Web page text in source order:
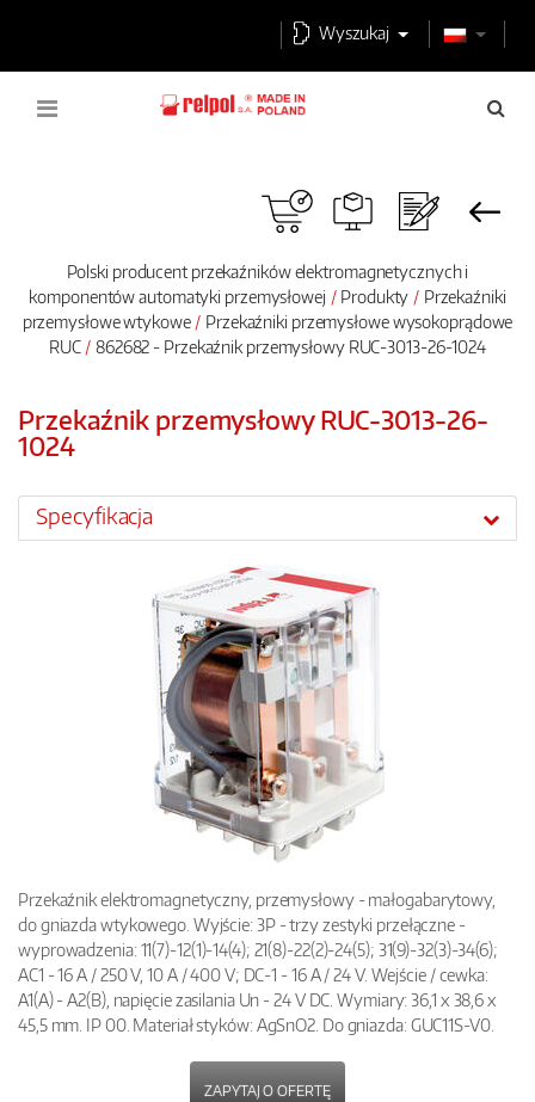
Wyszukaj
Polski producent przekaźników elektromagnetycznych i
komponentów automatyki przemysłowej
Produkty
Przekaźniki
przemysłowe wtykowe
Przekaźniki przemysłowe wysokoprądowe
RUC
862682 - Przekaźnik przemysłowy RUC-3013-26-1024
Przekaźnik przemysłowy RUC-3013-26-
1024
Specyfikacja
Przekaźnik elektromagnetyczny, przemysłowy - małogabarytowy,
do gniazda wtykowego. Wyjście: 3P - trzy zestyki przełączne -
wyprowadzenia: 11(7)-12(1)-14(4); 21(8)-22(2)-24(5); 31(9)-32(3)-34(6);
AC1 - 16 A / 250 V, 10 A / 400 V; DC-1 - 16 A / 24 V. Wejście / cewka:
A1(A) - A2(B), napięcie zasilania Un - 24 V DC. Wymiary: 36,1 x 38,6 x
45,5 mm. IP 00. Materiał styków: AgSnO2. Do gniazda: GUC11S-V0.
ZAPYTAJ O OFERTĘ